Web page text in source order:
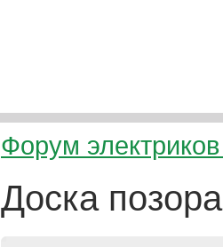
Форум электриков
Доска позора